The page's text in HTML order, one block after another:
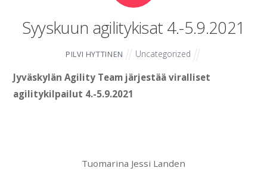
Syyskuun agilitykisat 4.-5.9.2021
PILVI HYTTINEN Uncategorized
Jyväskylän Agility Team järjestää viralliset
agilitykilpailut 4.-5.9.2021
Tuomarina Jessi Landen